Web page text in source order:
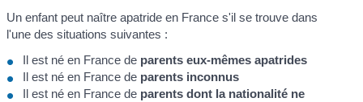
Un enfant peut naître apatride en France s'il se trouve dans
l'une des situations suivantes :
Il est né en France de parents eux-mêmes apatrides
Il est né en France de parents inconnus
Il est né en France de parents dont la nationalité ne